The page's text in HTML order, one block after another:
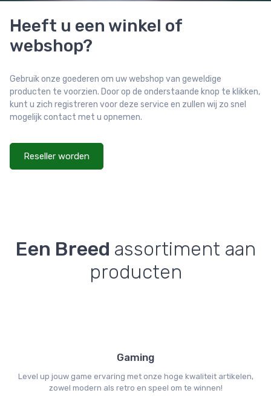
Heeft u een winkel of
webshop?
Gebruik onze goederen om uw webshop van geweldige
producten te voorzien. Door op de onderstaande knop te klikken,
kunt u zich registreren voor deze service en zullen wij zo snel
mogelijk contact met u opnemen.
Reseller worden
Een Breed assortiment aan
producten
Gaming
Level up jouw game ervaring met onze hoge kwaliteit artikelen,
zowel modern als retro en speel om te winnen!